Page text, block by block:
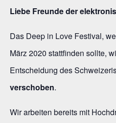
Liebe Freunde der
Das Deep in Love Festival,
März 2020 stattfinden sollte,
Entscheidung des
verschoben.
Wir arbeiten bereits mit